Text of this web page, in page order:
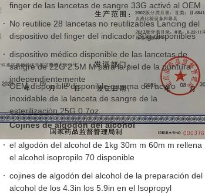
finger de las lancetas de sangre 33G activó al OEM
No reutilice 28 lancetas no reutilizables Lancing del
dispositivo del finger del indicador 30g disponibles
dispositivo médico disponible de las lancetas de
sangre de 22G 2.5M M para la piel de la puntura
independientemente
OEM disponible disponible gamma del acero
inoxidable de la lanceta de sangre de la
esterilización 25G 0.7oz
Cojines de algodón del alcohol
el algodón del alcohol de 1kg 30m m 60m m rellena
el alcohol isopropilo 70 disponible
cojines de algodón del alcohol de la preparación del
alcohol de los 4.3in los 5.9in en el Isopropyl